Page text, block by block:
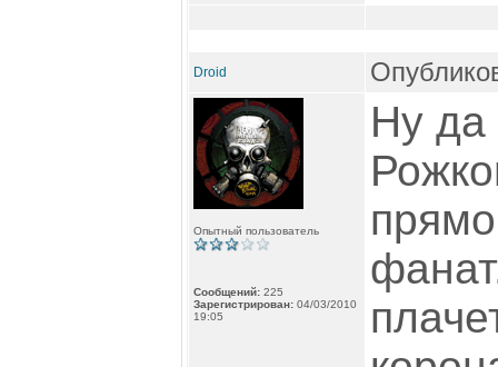
Droid
Опытный пользователь
Сообщений: 225
Зарегистрирован: 04/03/2010
19:05
Ну да